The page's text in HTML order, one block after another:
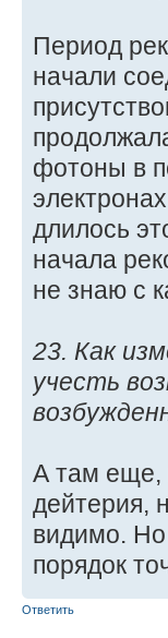
Период
начали
фотоны в
длилось
начала
не знаю с
23. Как
учесть
А там еще,
дейтерия,
видимо. Но
порядок
Ответить